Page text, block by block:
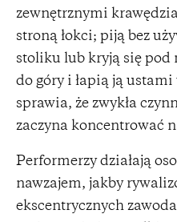
zewnętrznymi
stroną łokci; piją bez
stoliku lub kryją się pod
do góry i łapią ją
sprawia, że zwykła
zaczyna koncentrować
Performerzy działają
nawzajem, jakby
ekscentrycznych